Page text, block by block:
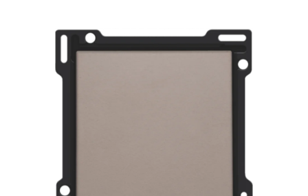
ROZVÁDZAČE
KÁBLE A VODIČE